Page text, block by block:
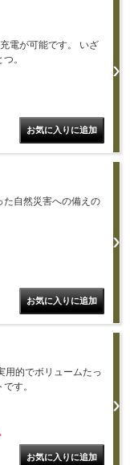
電が可能です。 いざ
。
た自然災害への備えの
用的でボリュームたっ
す。